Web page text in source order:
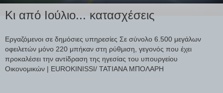
Κι από Ιούλιο... κατασχέσεις
Εργαζόμενοι σε δημόσιες υπηρεσίες Σε σύνολο 6.500 μεγάλων
οφειλετών μόνο 220 μπήκαν στη ρύθμιση, γεγονός που έχει
προκαλέσει την αντίδραση της ηγεσίας του υπουργείου
Οικονομικών | EUROKINISSI/ ΤΑΤΙΑΝΑ ΜΠΟΛΑΡΗ